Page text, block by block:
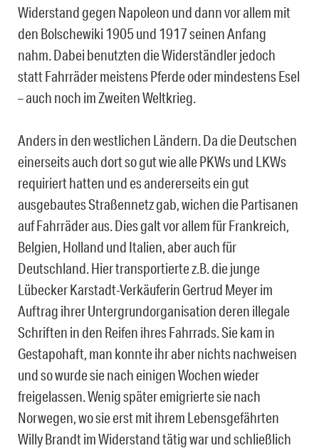
Widerstand gegen Napoleon und dann vor allem mit
den Bolschewiki 1905 und 1917 seinen Anfang
nahm. Dabei benutzten die Widerständler jedoch
statt Fahrräder meistens Pferde oder mindestens Esel
– auch noch im Zweiten Weltkrieg.
Anders in den westlichen Ländern. Da die Deutschen
einerseits auch dort so gut wie alle PKWs und LKWs
requiriert hatten und es andererseits ein gut
ausgebautes Straßennetz gab, wichen die Partisanen
auf Fahrräder aus. Dies galt vor allem für Frankreich,
Belgien, Holland und Italien, aber auch für
Deutschland. Hier transportierte z.B. die junge
Lübecker Karstadt-Verkäuferin Gertrud Meyer im
Auftrag ihrer Untergrundorganisation deren illegale
Schriften in den Reifen ihres Fahrrads. Sie kam in
Gestapohaft, man konnte ihr aber nichts nachweisen
und so wurde sie nach einigen Wochen wieder
freigelassen. Wenig später emigrierte sie nach
Norwegen, wo sie erst mit ihrem Lebensgefährten
Willy Brandt im Widerstand tätig war und schließlich